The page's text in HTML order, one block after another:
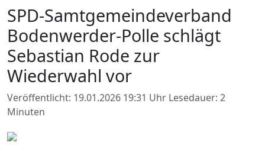
SPD-Samtgemeindeverband
Bodenwerder-Polle schlägt
Sebastian Rode zur
Wiederwahl vor
Veröffentlicht: 19.01.2026 19:31 Uhr Lesedauer: 2
Minuten